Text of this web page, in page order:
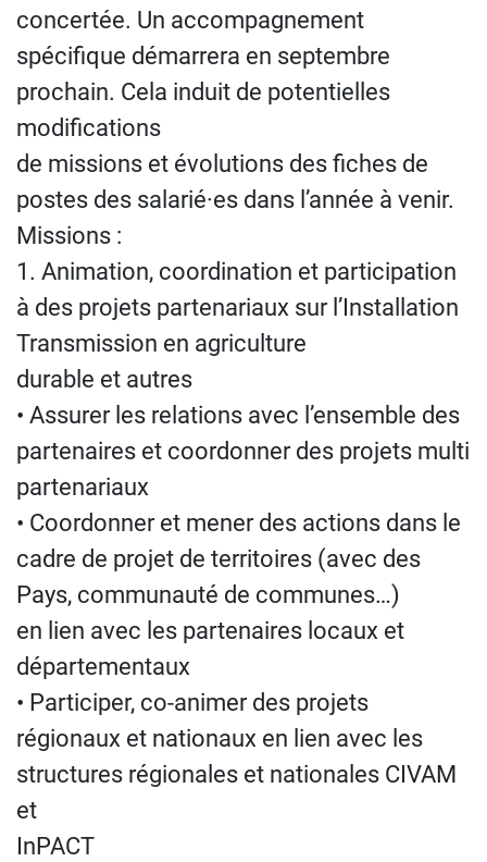
concertée. Un accompagnement
spécifique démarrera en septembre
prochain. Cela induit de potentielles
modifications
de missions et évolutions des fiches de
postes des salarié·es dans l’année à venir.
Missions :
1. Animation, coordination et participation
à des projets partenariaux sur l’Installation
Transmission en agriculture
durable et autres
• Assurer les relations avec l’ensemble des
partenaires et coordonner des projets multi
partenariaux
• Coordonner et mener des actions dans le
cadre de projet de territoires (avec des
Pays, communauté de communes…)
en lien avec les partenaires locaux et
départementaux
• Participer, co-animer des projets
régionaux et nationaux en lien avec les
structures régionales et nationales CIVAM
et
InPACT